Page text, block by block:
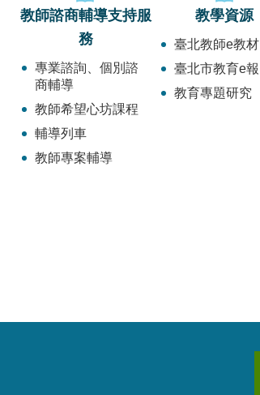
教師諮商輔導支持服
務
專業諮詢、個別諮
商輔導
教師希望心坊課程
輔導列車
教師專案輔導
教學資源
臺北教師e教材
臺北市教育e報
教育專題研究